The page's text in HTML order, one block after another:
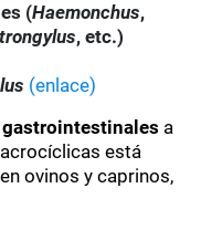
(Haemonchus,
, etc.)
(enlace)
a
está
ovinos y caprinos,